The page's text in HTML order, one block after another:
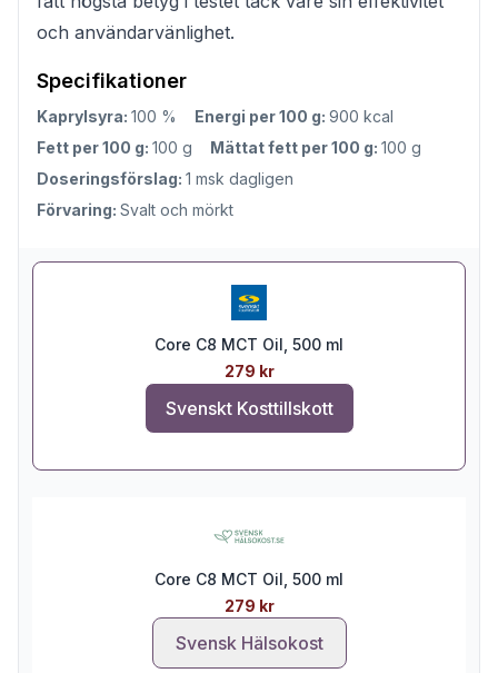
och användarvänlighet.
Specifikationer
Kaprylsyra: 100 % Energi per 100 g: 900 kcal
Fett per 100 g: 100 g Mättat fett per 100 g: 100 g
Doseringsförslag: 1 msk dagligen
Förvaring: Svalt och mörkt
Core C8 MCT Oil, 500 ml
279 kr
Svenskt Kosttillskott
Core C8 MCT Oil, 500 ml
279 kr
Svensk Hälsokost